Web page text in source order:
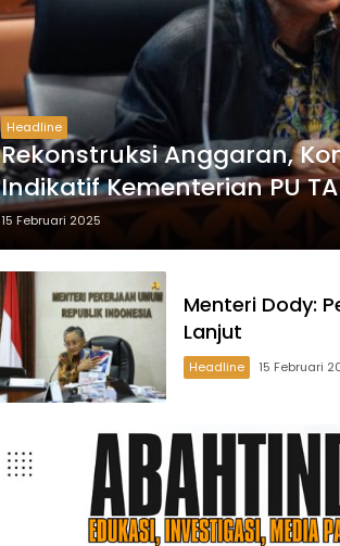
Headline
Rekonstruksi Anggaran,
Indikatif Kementerian PU
15 Februari 2025
Menteri Dody:
Lanjut
Headline 15 Februari